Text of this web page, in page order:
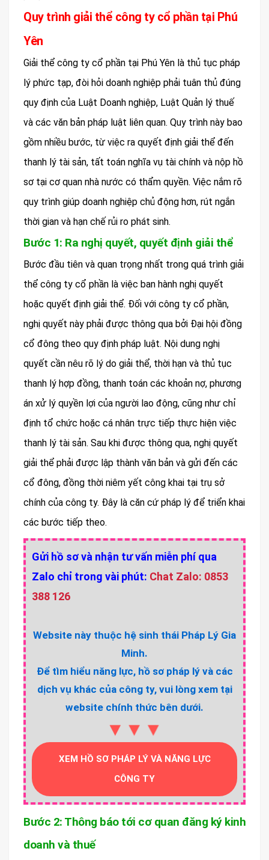
Quy trình giải thể công ty cổ phần tại Phú
Yên
Giải thể công ty cổ phần tại Phú Yên là thủ tục pháp
lý phức tạp, đòi hỏi doanh nghiệp phải tuân thủ đúng
quy định của Luật Doanh nghiệp, Luật Quản lý thuế
và các văn bản pháp luật liên quan. Quy trình này bao
gồm nhiều bước, từ việc ra quyết định giải thể đến
thanh lý tài sản, tất toán nghĩa vụ tài chính và nộp hồ
sơ tại cơ quan nhà nước có thẩm quyền. Việc nắm rõ
quy trình giúp doanh nghiệp chủ động hơn, rút ngắn
thời gian và hạn chế rủi ro phát sinh.
Bước 1: Ra nghị quyết, quyết định giải thể
Bước đầu tiên và quan trọng nhất trong quá trình giải
thể công ty cổ phần là việc ban hành nghị quyết
hoặc quyết định giải thể. Đối với công ty cổ phần,
nghị quyết này phải được thông qua bởi Đại hội đồng
cổ đông theo quy định pháp luật. Nội dung nghị
quyết cần nêu rõ lý do giải thể, thời hạn và thủ tục
thanh lý hợp đồng, thanh toán các khoản nợ, phương
án xử lý quyền lợi của người lao động, cũng như chỉ
định tổ chức hoặc cá nhân trực tiếp thực hiện việc
thanh lý tài sản. Sau khi được thông qua, nghị quyết
giải thể phải được lập thành văn bản và gửi đến các
cổ đông, đồng thời niêm yết công khai tại trụ sở
chính của công ty. Đây là căn cứ pháp lý để triển khai
các bước tiếp theo.
Gửi hồ sơ và nhận tư vấn miễn phí qua
Zalo chỉ trong vài phút: Chat Zalo: 0853
388 126
Website này thuộc hệ sinh thái Pháp Lý Gia
Minh.
Để tìm hiểu năng lực, hồ sơ pháp lý và các
dịch vụ khác của công ty, vui lòng xem tại
website chính thức bên dưới.
▼▼▼
XEM HỒ SƠ PHÁP LÝ VÀ NĂNG LỰC
CÔNG TY
Bước 2: Thông báo tới cơ quan đăng ký kinh
doanh và thuế